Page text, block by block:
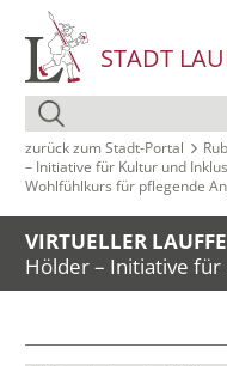
STADT
zurück zum Stadt‑Portal
– Initiative für Kultur und
Wohlfühlkurs für pflegende
VIRTUELLER
Hölder – Initiative